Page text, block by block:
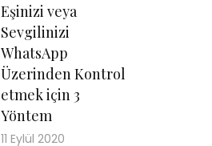
Eşinizi veya
Sevgilinizi
WhatsApp
Üzerinden Kontrol
etmek için 3
Yöntem
11 Eylül 2020